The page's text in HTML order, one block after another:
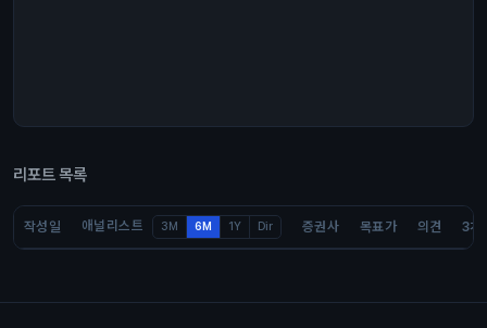
리포트 목록
작성일 애널리스트 3M 6M 1Y Dir 증권사 목표가 의견 3개